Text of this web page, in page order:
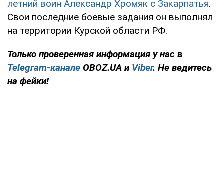
летний воин Александр Хромяк с Закарпатья.
Свои последние боевые задания он выполнял
на территории Курской области РФ.
Только проверенная информация у нас в
Telegram-канале OBOZ.UA и Viber. Не ведитесь
на фейки!